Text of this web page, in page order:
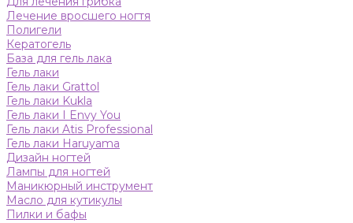
Лечение вросшего ногтя
Полигели
Кератогель
База для гель лака
Гель лаки
Гель лаки Grattol
Гель лаки Kukla
Гель лаки I Envy You
Гель лаки Atis Professional
Гель лаки Haruyama
Дизайн ногтей
Лампы для ногтей
Маникюрный инструмент
Масло для кутикулы
Пилки и бафы